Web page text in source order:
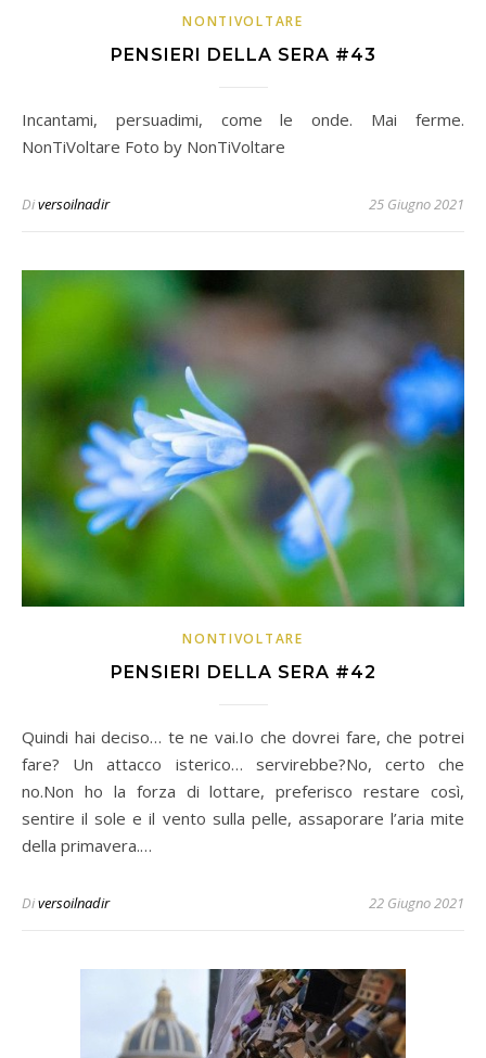
NONTIVOLTARE
PENSIERI DELLA SERA #43
Incantami, persuadimi, come le onde. Mai ferme.
NonTiVoltare Foto by NonTiVoltare
Diversoilnadir 25 Giugno 2021
NONTIVOLTARE
PENSIERI DELLA SERA #42
Quindi hai deciso… te ne vai.Io che dovrei fare, che potrei
fare? Un attacco isterico… servirebbe?No, certo che
no.Non ho la forza di lottare, preferisco restare così,
sentire il sole e il vento sulla pelle, assaporare l’aria mite
della primavera.…
Diversoilnadir 22 Giugno 2021